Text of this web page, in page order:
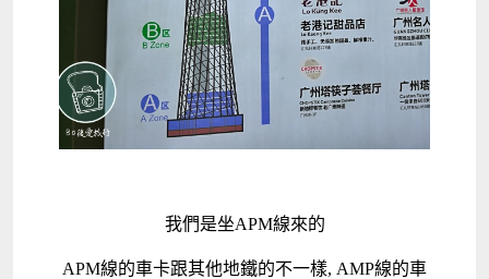
我們是坐APM線來的
APM線的車卡跟其他地鐵的不一樣, AMP線的車